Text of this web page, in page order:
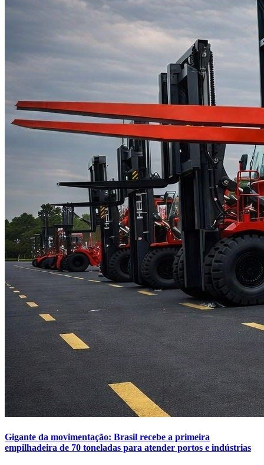
Gigante da movimentação: Brasil recebe a primeira
empilhadeira de 70 toneladas para atender portos e indústrias